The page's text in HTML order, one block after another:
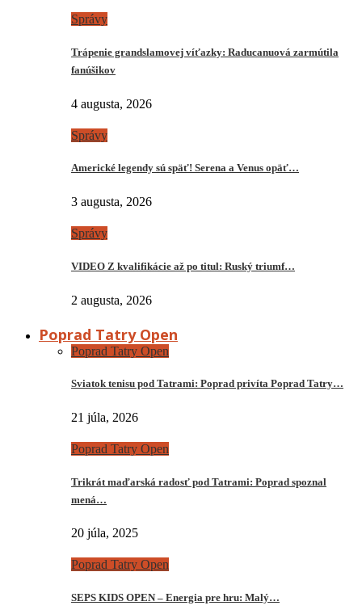
Správy
Trápenie grandslamovej víťazky: Raducanuová zarmútila
fanúšikov
4 augusta, 2026
Správy
Americké legendy sú späť! Serena a Venus opäť…
3 augusta, 2026
Správy
VIDEO Z kvalifikácie až po titul: Ruský triumf…
2 augusta, 2026
Poprad Tatry Open
Poprad Tatry Open
Sviatok tenisu pod Tatrami: Poprad privíta Poprad Tatry…
21 júla, 2026
Poprad Tatry Open
Trikrát maďarská radosť pod Tatrami: Poprad spoznal
mená…
20 júla, 2025
Poprad Tatry Open
SEPS KIDS OPEN – Energia pre hru: Malý…